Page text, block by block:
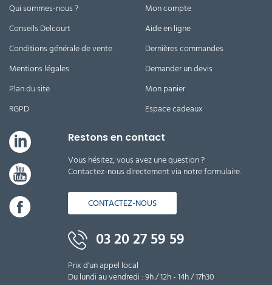
Qui sommes-nous ?
Conseils Delcourt
Conditions générale de vente
Mentions légales
Plan du site
RGPD
Mon compte
Aide en ligne
Dernières commandes
Demander un devis
Mon panier
Espace cadeaux
Restons en contact
Vous hésitez, vous avez une question ?
Contactez-nous directement via notre formulaire.
CONTACTEZ-NOUS
03 20 27 59 59
Prix d'un appel local
Du lundi au vendredi : 9h / 12h - 14h / 17h30